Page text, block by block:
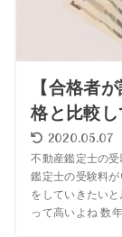
【合格者
格と比較し
2020.05.07
不動産鑑定士の
鑑定士の受験料
をしていきたい
って高いよね 数